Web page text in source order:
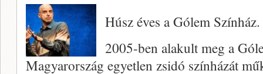
Húsz éves a Gólem
2005-ben alakult meg a
Magyarország egyetlen zsidó színházát